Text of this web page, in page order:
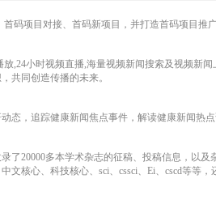
码项目对接、首码新项目，并打造首码项目推
,24小时视频直播,海量视频新闻搜索及视频新
共同创造传播的未来。
，追踪健康新闻焦点事件，解读健康新闻热点
了20000多本学术杂志的征稿、投稿信息，以
文核心、科技核心、sci、cssci、Ei、cscd等等